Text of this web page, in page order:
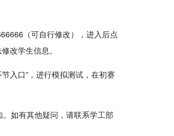
（可自行修改），进入后点
改学生信息。
入口”，进行模拟测试，在初赛
如有其他疑问，请联系学工部